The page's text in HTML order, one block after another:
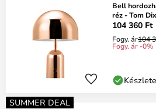
Bell
réz - Tom
104 360 Ft
Fogy. ár104
Fogy. ár -0%
SUMMER DEAL